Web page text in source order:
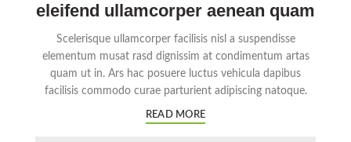
eleifend ullamcorper aenean quam
Scelerisque ullamcorper facilisis nisl a suspendisse
elementum musat rasd dignissim at condimentum artas
quam ut in. Ars hac posuere luctus vehicula dapibus
facilisis commodo curae parturient adipiscing natoque.
READ MORE